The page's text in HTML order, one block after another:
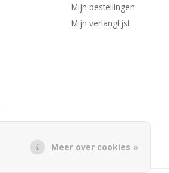
Mijn bestellingen
Mijn verlanglijst
Meer over cookies »